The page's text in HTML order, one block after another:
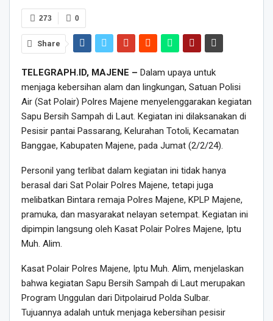
0
273
Share
TELEGRAPH.ID, MAJENE – Dalam upaya untuk
menjaga kebersihan alam dan lingkungan, Satuan Polisi
Air (Sat Polair) Polres Majene menyelenggarakan kegiatan
Sapu Bersih Sampah di Laut. Kegiatan ini dilaksanakan di
Pesisir pantai Passarang, Kelurahan Totoli, Kecamatan
Banggae, Kabupaten Majene, pada Jumat (2/2/24).
Personil yang terlibat dalam kegiatan ini tidak hanya
berasal dari Sat Polair Polres Majene, tetapi juga
melibatkan Bintara remaja Polres Majene, KPLP Majene,
pramuka, dan masyarakat nelayan setempat. Kegiatan ini
dipimpin langsung oleh Kasat Polair Polres Majene, Iptu
Muh. Alim.
Kasat Polair Polres Majene, Iptu Muh. Alim, menjelaskan
bahwa kegiatan Sapu Bersih Sampah di Laut merupakan
Program Unggulan dari Ditpolairud Polda Sulbar.
Tujuannya adalah untuk menjaga kebersihan pesisir